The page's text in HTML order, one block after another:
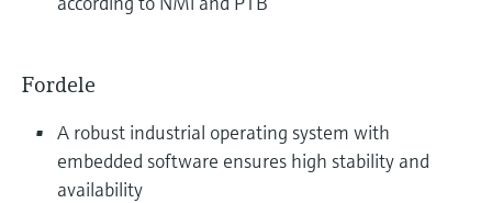
Fordele
A robust industrial operating system with
embedded software ensures high stability and
availability